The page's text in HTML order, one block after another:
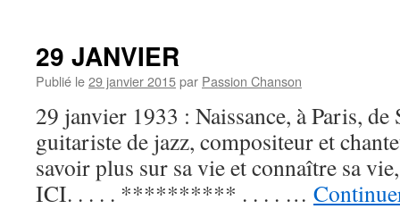
29 JANVIER
Publié le29 janvier 2015par Passion Chanson
29 janvier 1933 : Naissance, à Paris,
guitariste de jazz, compositeur et
savoir plus sur sa vie et connaître sa
ICI. . . . . ********** . . . . …